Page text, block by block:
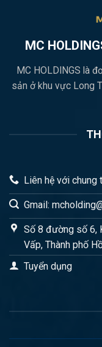
MC
MC HOLDINGS là
sản ở khu vực Long
Liên hệ với
Gmail:
Số 8 đường số 6,
Vấp, Thành phố
Tuyển dụng